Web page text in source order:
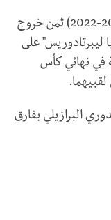
ودفع مدرب مرسيليا الفرنسي السابق (2021-2022) ثمن خروج
ليبرتادوريس" على
في نهائي كأس
البرازيلي بفارق